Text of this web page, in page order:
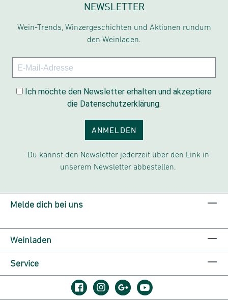
NEWSLETTER
Wein-Trends, Winzergeschichten und Aktionen rundum
den Weinladen.
Ich möchte den Newsletter erhalten und akzeptiere
die Datenschutzerklärung.
ANMELDEN
Du kannst den Newsletter jederzeit über den Link in
unserem Newsletter abbestellen.
Melde dich bei uns
Weinladen
Service